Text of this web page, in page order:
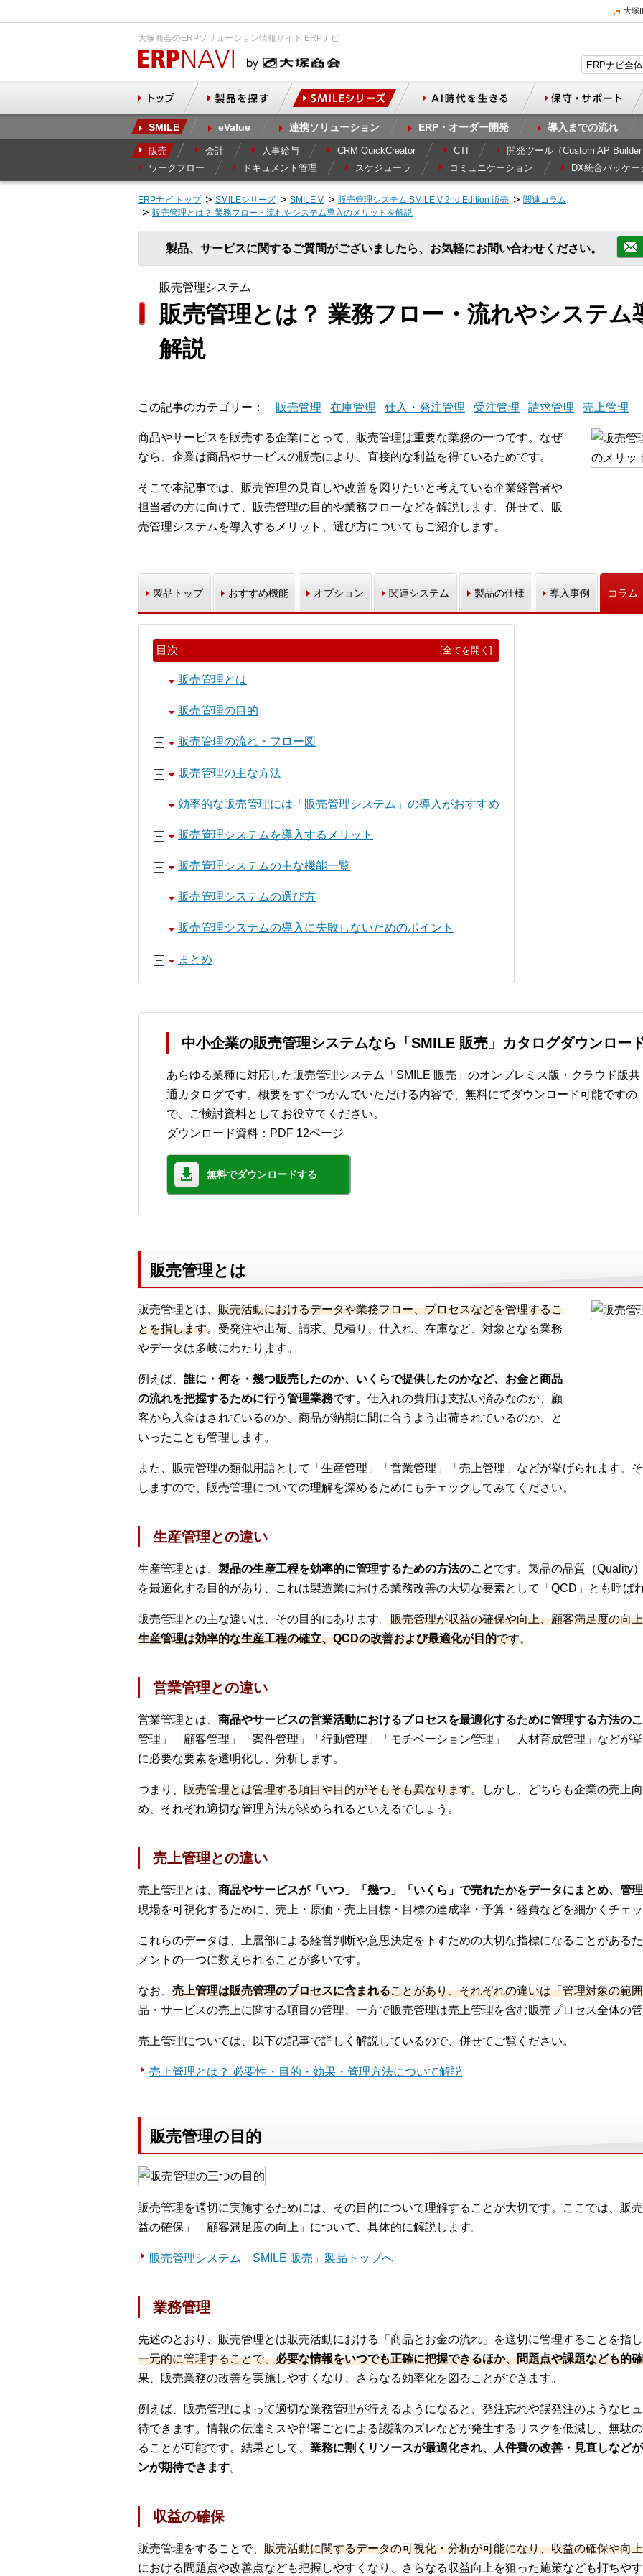
大塚
大塚商会のERPソリューション情報サイト ERPナビ
SMILE eValue 連携ソリューション ERP・オーダー開発 導入までの流れ
販売 会計 人事給与 CRM QuickCreator CTI
開発ツール（Custom AP
ワークフロー
ドキュメント管理 スケジューラ コミュニケーション DX統合パッケー
ERPナビ トップ SMILEシリーズ SMILE V 販売管理システム SMILE V 2nd Edition 販売
関連コラム
販売管理とは？ 業務フロー・流れやシステム導入のメリットを解説
製品、サービスに関するご質問がございましたら、お気軽にお問い合わせください。
販売管理システム
販売管理とは？ 業務フロー・流れやシステム
解説
この記事のカテゴリー 販売管理 在庫管理 仕入・発注管理 受注管理 請求管理 売上管理
商品やサービスを販売する企業にとって、販売管理は重要な業務の一つです。なぜ
なら、企業は商品やサービスの販売により、直接的な利益を得ているためです。
そこで本記事では、販売管理の見直しや改善を図りたいと考えている企業経営者や
担当者の方に向けて、販売管理の目的や業務フローなどを解説します。併せて、販
売管理システムを導入するメリット、選び方についてもご紹介します。
製品トップ おすすめ機能 オプション 関連システム 製品の仕様 導入事例 コラム
目次 [全てを開く]
販売管理とは
販売管理の目的
販売管理の流れ・フロー図
販売管理の主な方法
効率的な販売管理には「販売管理システム」の導入がおすすめ
販売管理システムを導入するメリット
販売管理システムの主な機能一覧
販売管理システムの選び方
販売管理システムの導入に失敗しないためのポイント
まとめ
中小企業の販売管理システムなら「SMILE 販売」カタログダウンロー
あらゆる業種に対応した販売管理システム「SMILE 販売」のオンプレミス版・クラウド版共
通カタログです。概要をすぐつかんでいただける内容で、無料にてダウンロード可能ですの
で、ご検討資料としてお役立てください。
ダウンロード資料：PDF 12ページ
無料でダウンロードする
販売管理とは
販売管理とは、 販売活動におけるデータや業務フロー、プロセスなどを管理するこ
とを指します。受発注や出荷、請求、見積り、仕入れ、在庫など、対象となる業務
やデータは多岐にわたります。
例えば、 誰に・何を・幾つ販売したのか、いくらで提供したのかなど、お金と商品
の流れを把握するために行う管理業務です。仕入れの費用は支払い済みなのか、顧
客から入金はされているのか、商品が納期に間に合うよう出荷されているのか、と
いったことも管理します。
また、販売管理の類似用語として「生産管理」「営業管理」「売上管理」などが挙げられます。
しますので、販売管理についての理解を深めるためにもチェックしてみてください。
生産管理との違い
生産管理とは、 製品の生産工程を効率的に管理するための方法のことです。製品の品質（Quality
を最適化する目的があり、これは製造業における業務改善の大切な要素として「QCD」とも呼ば
販売管理との主な違いは、その目的にあります。 販売管理が収益の確保や向上、顧客満足度の向
生産管理は効率的な生産工程の確立、QCDの改善および最適化が目的です。
営業管理との違い
営業管理とは、 商品やサービスの営業活動におけるプロセスを最適化するために管理する方法の
管理」「顧客管理」「案件管理」「行動管理」「モチベーション管理」「人材育成管理」などが
に必要な要素を透明化し、分析します。
つまり、 販売管理とは管理する項目や目的がそもそも異なります。しかし、どちらも企業の売上
め、それぞれ適切な管理方法が求められるといえるでしょう。
売上管理との違い
売上管理とは、 商品やサービスが「いつ」「幾つ」「いくら」で売れたかをデータにまとめ、管
現場を可視化するために、売上・原価・売上目標・目標の達成率・予算・経費などを細かくチェ
これらのデータは、上層部による経営判断や意思決定を下すための大切な指標になることがある
メントの一つに数えられることが多いです。
なお、 売上管理は販売管理のプロセスに含まれることがあり、それぞれの違いは「管理対象の範
品・サービスの売上に関する項目の管理、一方で販売管理は売上管理を含む販売プロセス全体の
売上管理については、以下の記事で詳しく解説しているので、併せてご覧ください。
売上管理とは？ 必要性・目的・効果・管理方法について解説
販売管理の目的
販売管理を適切に実施するためには、その目的について理解することが大切です。ここでは、販
益の確保」「顧客満足度の向上」について、具体的に解説します。
販売管理システム「SMILE 販売」製品トップへ
業務管理
先述のとおり、販売管理とは販売活動における「商品とお金の流れ」を適切に管理することを指
一元的に管理することで、必要な情報をいつでも正確に把握できるほか、問題点や課題なども的
果、販売業務の改善を実施しやすくなり、さらなる効率化を図ることができます。
例えば、販売管理によって適切な業務管理が行えるようになると、発注忘れや誤発注のようなヒ
待できます。情報の伝達ミスや部署ごとによる認識のズレなどが発生するリスクを低減し、無駄
ることが可能です。結果として、 業務に割くリソースが最適化され、人件費の改善・見直しなど
ンが期待できます。
収益の確保
販売管理をすることで、 販売活動に関するデータの可視化・分析が可能になり、収益の確保や向
における問題点や改善点なども把握しやすくなり、さらなる収益向上を狙った施策なども打ちや